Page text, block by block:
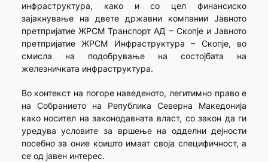
инфраструктура, како и со цел финансиско
зајакнување на двете државни компании Јавното
претпријатие ЖРСМ Транспорт АД – Скопје и Јавното
претпријатие ЖРСМ Инфраструктура – Скопје, во
смисла на подобрување на состојбата на
железничката инфраструктура.
Во контекст на погоре наведеното, легитимно право е
на Собранието на Република Северна Македонија
како носител на законодавната власт, со закон да ги
уредува условите за вршење на одделни дејности
посебно за оние коишто имаат своја специфичност, а
се од јавен интерес.